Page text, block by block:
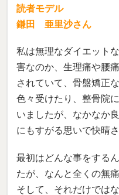
読者モデル
鎌田 亜里沙さん
私は無理なダイエット
害なのか、生理痛や腰
されていて、骨盤矯正
色々受けたり、整骨院
いましたが、なかなか
ず、ネットで探して藁
最初はどんな事をする
たが、なんと全くの無